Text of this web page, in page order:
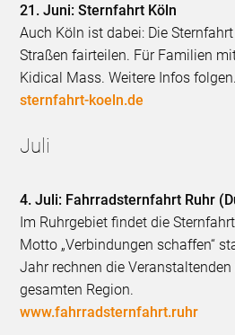
21. Juni: Sternfahrt Köln
Auch Köln ist dabei: Die
Straßen fairteilen. Für Familien
Kidical Mass. Weitere Infos folgen.
sternfahrt-koeln.de
Juli
4. Juli: Fahrradsternfahrt Ruhr
Im Ruhrgebiet findet die
Motto „Verbindungen schaffen“
Jahr rechnen die
gesamten Region.
www.fahrradsternfahrt.ruhr